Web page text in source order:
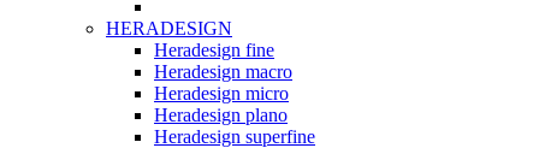
HERADESIGN
Heradesign fine
Heradesign macro
Heradesign micro
Heradesign plano
Heradesign superfine